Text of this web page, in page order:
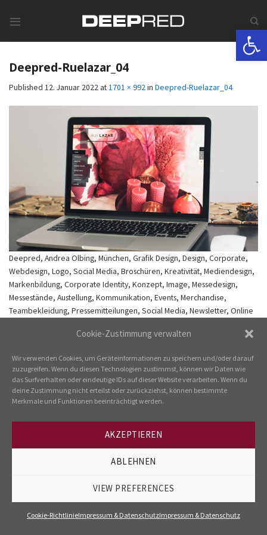
Cookie-Zustimmung verwalten
Wir verwenden Cookies, um Geräteinformationen zu speichern und/oder darauf
zuzugreifen. Wenn du diesen Technologien zustimmst, können wir Daten wie
das Surfverhalten oder eindeutige IDs auf dieser Website verarbeiten. Wenn du
deine Zustimmung nicht erteilst oder zurückziehst, können bestimmte
Merkmale und Funktionen beeinträchtigt werden.
AKZEPTIEREN
ABLEHNEN
VIEW PREFERENCES
Cookie-RichtlinieImpressum & DatenschutzImpressum & Datenschutz
Deepred-Ruelazar_04
Published 12. Januar 2022 at1701 × 992in Deepred-Ruelazar_04
Deepred, Andrea Olbing, München, Grafik Design, Design, Corporate,
Webdesign, Logo, Social Media, Broschüren, Kreativität, Mediendesign,
Markenbildung, Corporate Identity, Konzept, Image, Messedesign,
Messestände, Austellung, Kommunikation, Events, Merchandise,
Teambekleidung, Pressemitteilungen, Social Media, Newsletter, Online
Kommentare und Trackbacks sind derzeit geschlossen.
←vorherige Seite
Nächste→
---